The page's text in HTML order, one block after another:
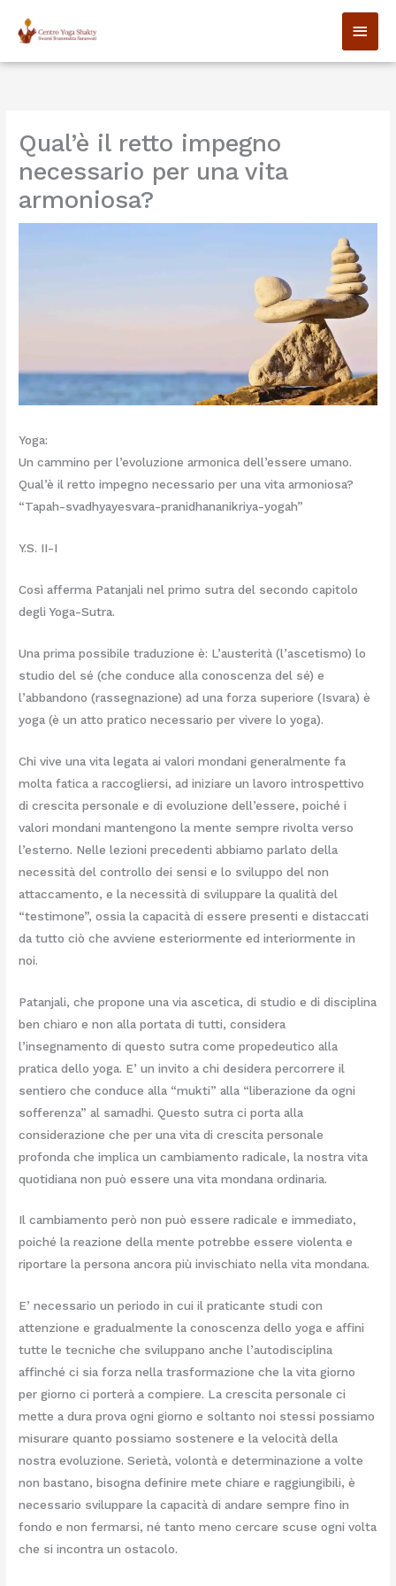
Qual’è il retto impegno
necessario per una vita
armoniosa?
Yoga:
Un cammino per l’evoluzione armonica dell’essere umano.
Qual’è il retto impegno necessario per una vita armoniosa?
“Tapah-svadhyayesvara-pranidhananikriya-yogah”
Y.S. II-I
Così afferma Patanjali nel primo sutra del secondo capitolo
degli Yoga-Sutra.
Una prima possibile traduzione è: L’austerità (l’ascetismo) lo
studio del sé (che conduce alla conoscenza del sé) e
l’abbandono (rassegnazione) ad una forza superiore (Isvara) è
yoga (è un atto pratico necessario per vivere lo yoga).
Chi vive una vita legata ai valori mondani generalmente fa
molta fatica a raccogliersi, ad iniziare un lavoro introspettivo
di crescita personale e di evoluzione dell’essere, poiché i
valori mondani mantengono la mente sempre rivolta verso
l’esterno. Nelle lezioni precedenti abbiamo parlato della
necessità del controllo dei sensi e lo sviluppo del non
attaccamento, e la necessità di sviluppare la qualità del
“testimone”, ossia la capacità di essere presenti e distaccati
da tutto ciò che avviene esteriormente ed interiormente in
noi.
Patanjali, che propone una via ascetica, di studio e di disciplina
ben chiaro e non alla portata di tutti, considera
l’insegnamento di questo sutra come propedeutico alla
pratica dello yoga. E’ un invito a chi desidera percorrere il
sentiero che conduce alla “mukti” alla “liberazione da ogni
sofferenza” al samadhi. Questo sutra ci porta alla
considerazione che per una vita di crescita personale
profonda che implica un cambiamento radicale, la nostra vita
quotidiana non può essere una vita mondana ordinaria.
Il cambiamento però non può essere radicale e immediato,
poiché la reazione della mente potrebbe essere violenta e
riportare la persona ancora più invischiato nella vita mondana.
E’ necessario un periodo in cui il praticante studi con
attenzione e gradualmente la conoscenza dello yoga e affini
tutte le tecniche che sviluppano anche l’autodisciplina
affinché ci sia forza nella trasformazione che la vita giorno
per giorno ci porterà a compiere. La crescita personale ci
mette a dura prova ogni giorno e soltanto noi stessi possiamo
misurare quanto possiamo sostenere e la velocità della
nostra evoluzione. Serietà, volontà e determinazione a volte
non bastano, bisogna definire mete chiare e raggiungibili, è
necessario sviluppare la capacità di andare sempre fino in
fondo e non fermarsi, né tanto meno cercare scuse ogni volta
che si incontra un ostacolo.